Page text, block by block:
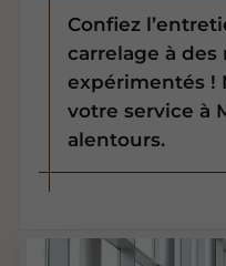
Confiez
carrelage à
expérimentés !
votre service à
alentours.